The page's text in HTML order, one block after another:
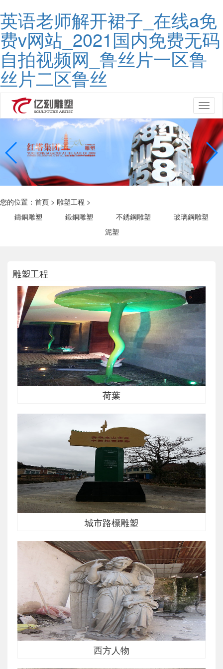
英语老师解开裙子_在线a免
费v网站_2021国内免费无码
自拍视频网_鲁丝片一区鲁
丝片二区鲁丝
您的位置： 首頁 > 雕塑工程 >
鑄銅雕塑
鍛銅雕塑 不銹鋼雕塑
玻璃鋼雕塑
泥塑
雕塑工程
荷葉
城市路標雕塑
西方人物